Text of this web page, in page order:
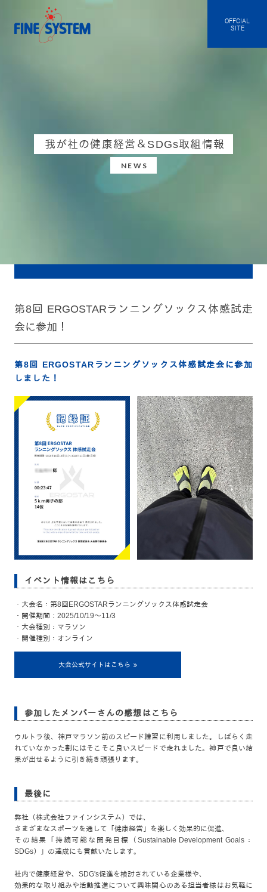
OFFCIAL
SITE
我が社の健康経営＆SDGs取組情報
NEWS
第8回 ERGOSTARランニングソックス体感試走
会に参加！
第8回 ERGOSTARランニングソックス体感試走会に参加
しました！
イベント情報はこちら
・大会名：第8回ERGOSTARランニングソックス体感試走会
・開催期間：2025/10/19～11/3
・大会種別：マラソン
・開催種別：オンライン
大会公式サイトはこちら
参加したメンバーさんの感想はこちら
ウルトラ後、神戸マラソン前のスピード練習に利用しました。しばらく走
れていなかった割にはそこそこ良いスピードで走れました。神戸で良い結
果が出せるように引き続き頑張ります。
最後に
弊社（株式会社ファインシステム）では、
さまざまなスポーツを通して「健康経営」を楽しく効果的に促進、
その結果「持続可能な開発目標（Sustainable Development Goals：
SDGs）」の達成にも貢献いたします。
社内で健康経営や、SDG's促進を検討されている企業様や、
効果的な取り組みや活動推進について興味関心のある担当者様はお気軽に